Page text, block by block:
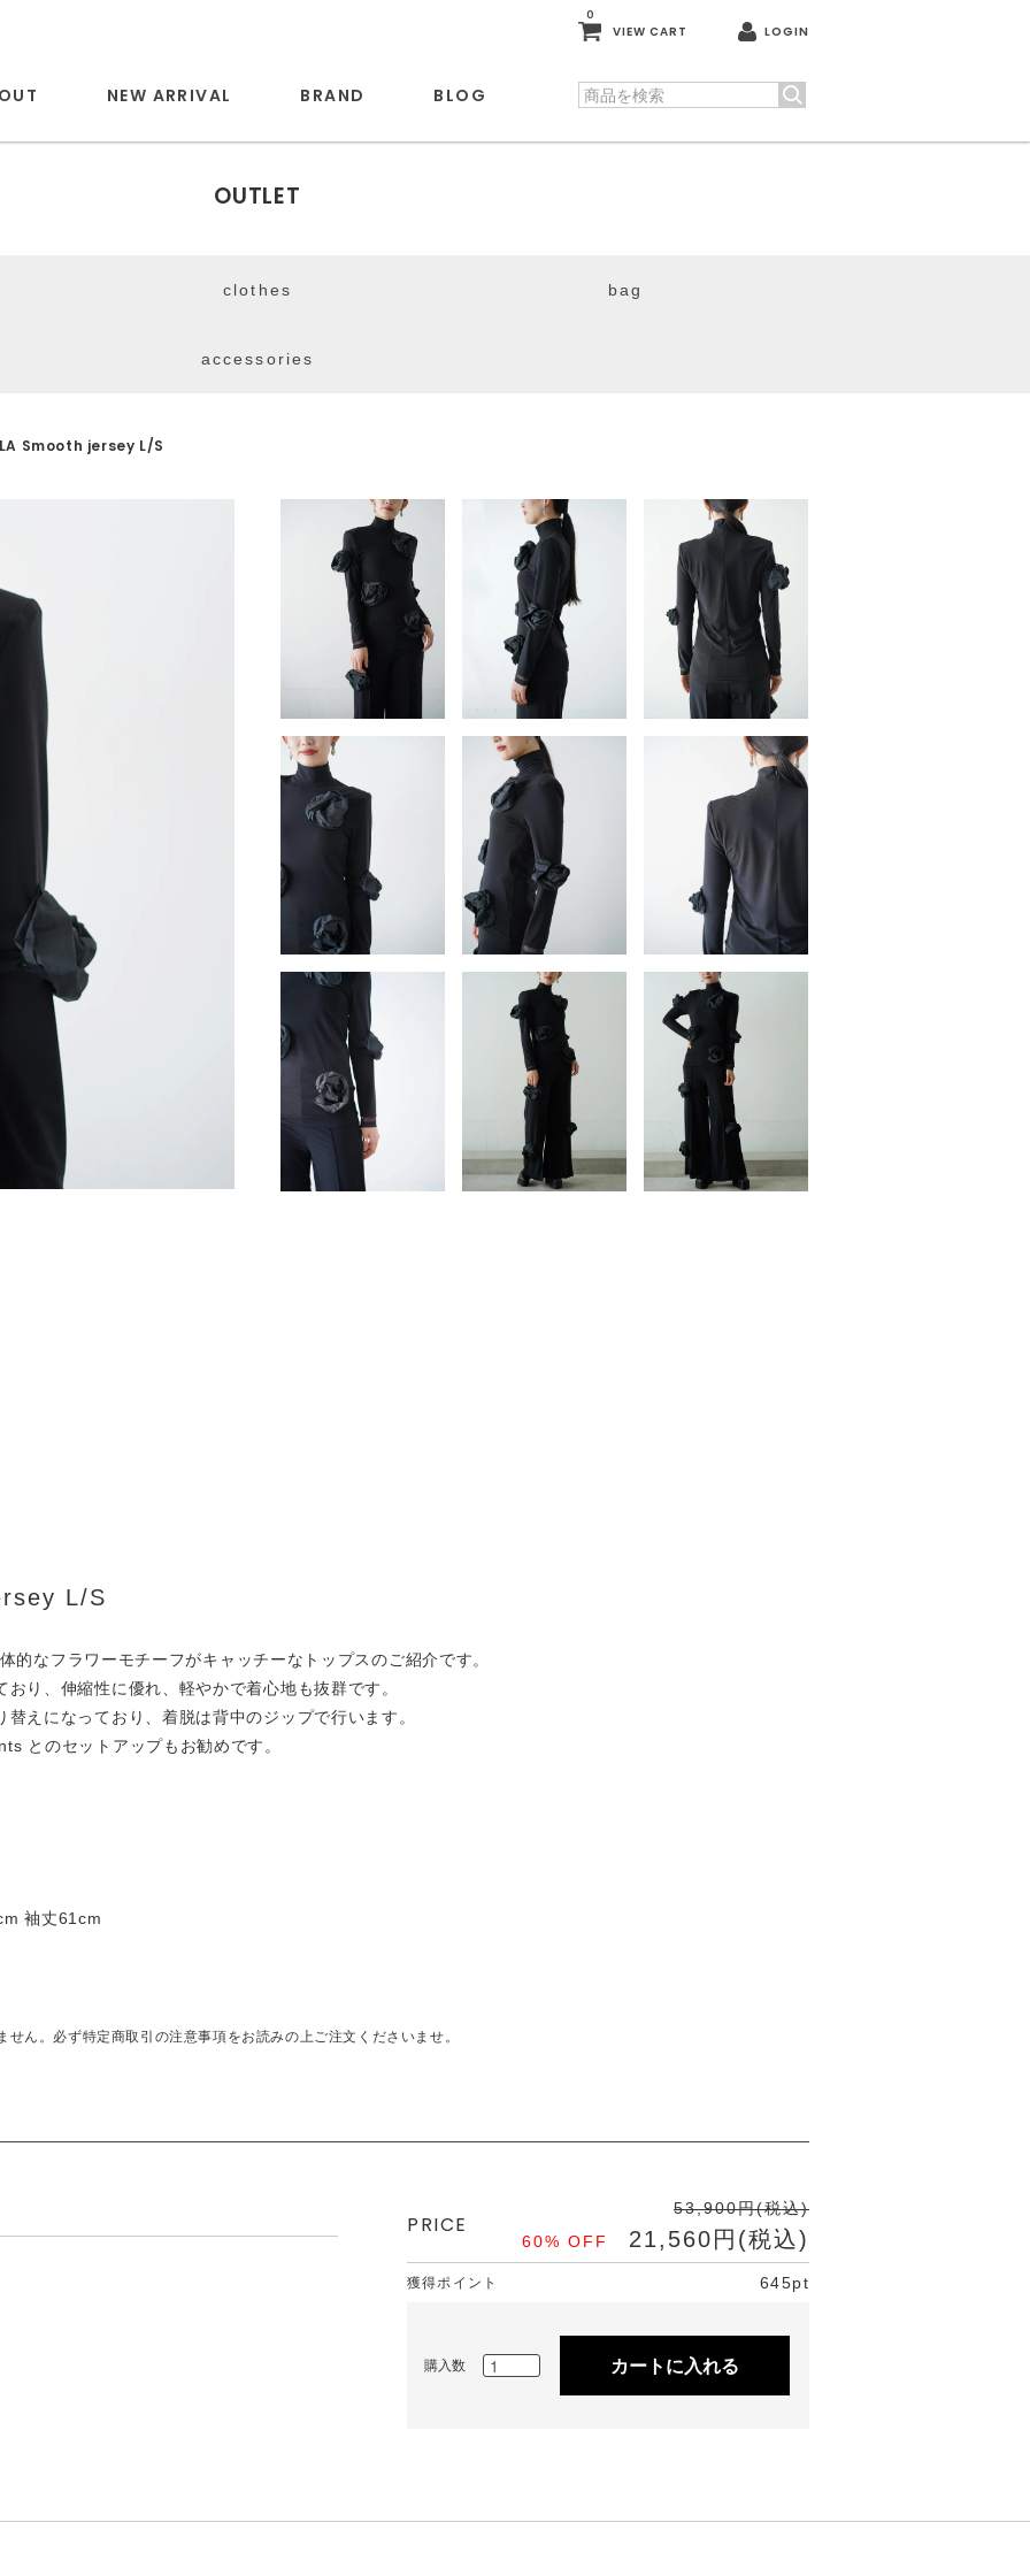
0
VIEW CART LOGIN
NEW ARRIVAL BRAND BLOG
OUTLET
clothes bag
accessories
Smooth jersey L/S
L/S
的なフラワーモチーフがキャッチーなトップスのご紹介です。
り、伸縮性に優れ、軽やかで着心地も抜群です。
えになっており、着脱は背中のジップで行います。
とのセットアップもお勧めです。
袖丈61cm
ん。必ず特定商取引の注意事項をお読みの上ご注文くださいませ。
PRICE
53,900円(税込)
60% OFF
21,560円(税込)
獲得ポイント 645pt
購入数 カートに入れる